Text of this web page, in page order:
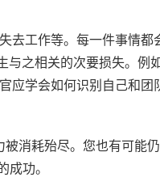
去工作等。每一件事情
之相关的次要损失。例
学会如何识别自己和团
消耗殆尽。您也有可能
功。